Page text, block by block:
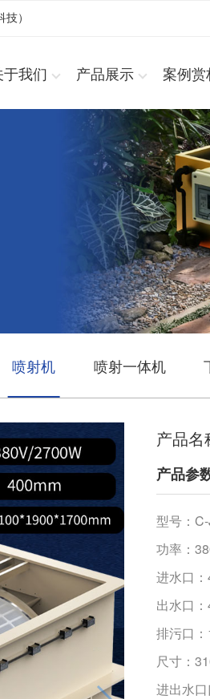
）
于我们 产品展示 案例赏
喷射机 喷射一体机
产品名
产品参
型号：
功率：
进水口
出水口
排污口
尺寸：
进出水